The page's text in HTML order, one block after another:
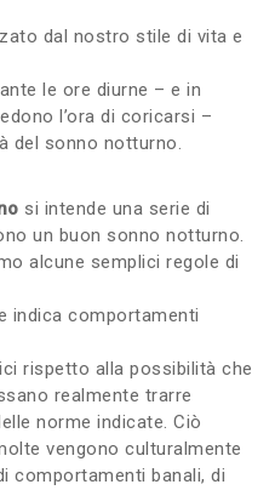
dal nostro stile di vita e
le ore diurne – e in
l’ora di coricarsi –
del sonno notturno.
si intende una serie di
un buon sonno notturno.
alcune semplici regole di
indica comportamenti
rispetto alla possibilità che
realmente trarre
norme indicate. Ciò
vengono culturalmente
comportamenti banali, di